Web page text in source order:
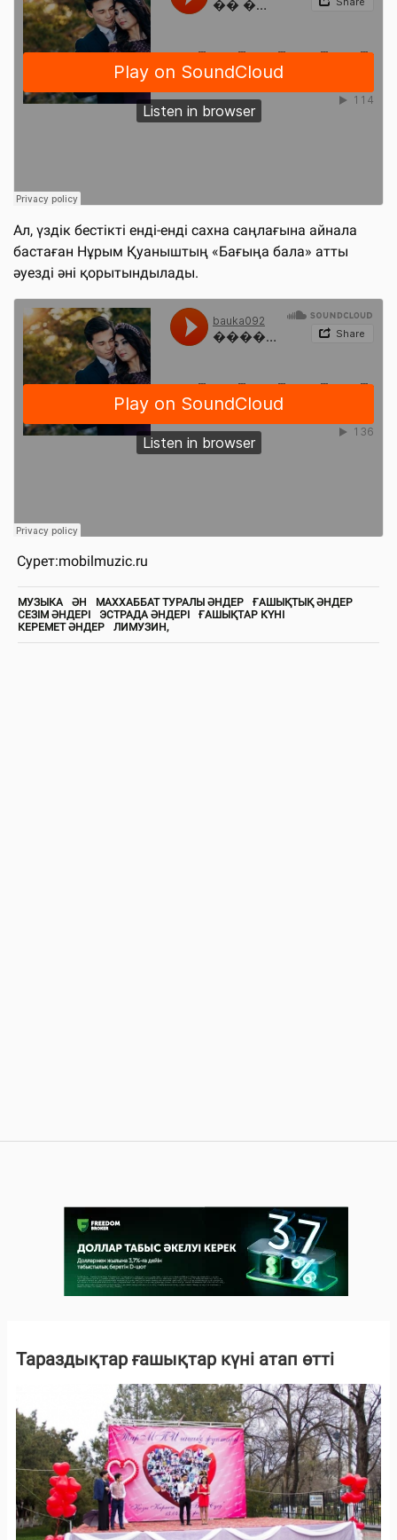
Ал, үздік бестікті енді-енді сахна саңлағына айнала
бастаған Нұрым Қуаныштың «Бағыңа бала» атты
әуезді әні қорытындылады.
Сурет:mobilmuzic.ru
МУЗЫКА ӘН МАХХАББАТ ТУРАЛЫ ӘНДЕР
ҒАШЫҚТЫҚ ӘНДЕР
СЕЗІМ ӘНДЕРІ
ЭСТРАДА ӘНДЕРІ
ҒАШЫҚТАР КҮНІ
КЕРЕМЕТ ӘНДЕР
ЛИМУЗИН,